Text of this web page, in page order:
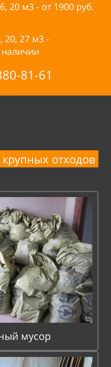
20 м3 - от 1900 руб.
20, 27 м3 -
наличии
81-61
отходов
мусор